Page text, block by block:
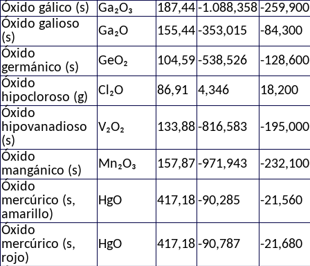
Óxido gálico (s)
Ga₂O₃ 187,44 -1.088,358 -259,900
Óxido galioso
(s)
Ga₂O 155,44 -353,015
-84,300
Óxido
germánico (s)
GeO₂ 104,59 -538,526
-128,600
Óxido
hipocloroso (g)
Cl₂O 86,91 4,346
18,200
Óxido
hipovanadioso
(s)
V₂O₂ 133,88 -816,583 -195,000
Óxido
mangánico (s)
Mn₂O₃ 157,87 -971,943
-232,100
Óxido
mercúrico (s,
amarillo)
HgO 417,18 -90,285 -21,560
Óxido
mercúrico (s,
rojo)
HgO 417,18 -90,787 -21,680